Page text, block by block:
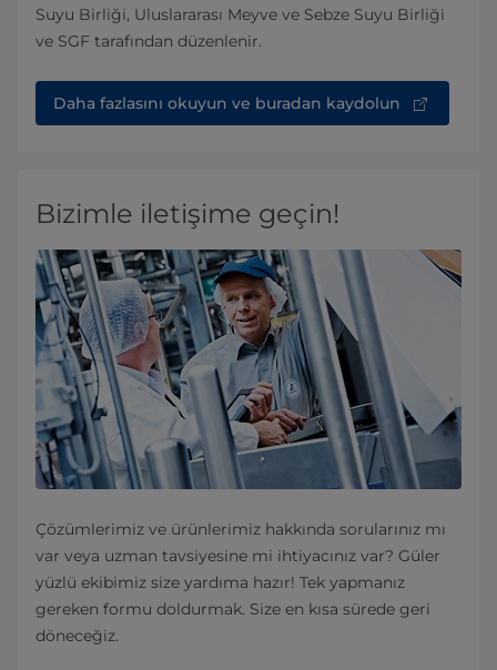
Suyu Birliği, Uluslararası Meyve ve Sebze Suyu Birliği
ve SGF tarafından düzenlenir.
Daha fazlasını okuyun ve buradan kaydolun
Bizimle iletişime geçin!
Çözümlerimiz ve ürünlerimiz hakkında sorularınız mı
var veya uzman tavsiyesine mi ihtiyacınız var? Güler
yüzlü ekibimiz size yardıma hazır! Tek yapmanız
gereken formu doldurmak. Size en kısa sürede geri
döneceğiz.